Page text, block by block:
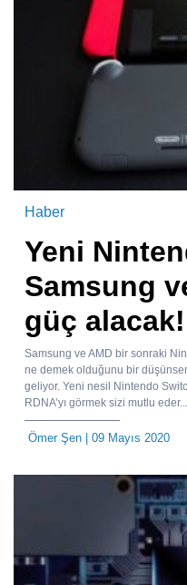
Haber
Yeni
Samsung
güç alacak!
Samsung ve AMD bir sonraki
ne demek olduğunu bir
geliyor. Yeni nesil Nintendo
RDNA’yı görmek sizi mutlu eder...
Ömer Şen | 09 Mayıs 2020